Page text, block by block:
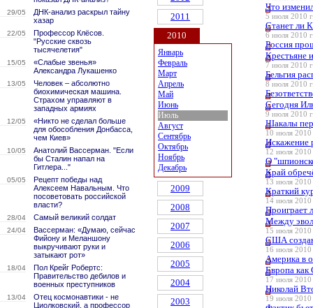
29/05
ДНК-анализ раскрыл тайну
хазар
22/05
Профессор Клёсов.
"Русские сквозь
тысячелетия"
15/05
«Слабые звенья»
Александра Лукашенко
13/05
Человек – абсолютно
биохимическая машина.
Страхом управляют в
западных армиях
12/05
«Никто не сделал больше
для обособления Донбасса,
чем Киев»
10/05
Анатолий Вассерман. "Если
бы Сталин напал на
Гитлера..."
05/05
Рецепт победы над
Алексеем Навальным. Что
посоветовать российской
власти?
28/04 Самый великий солдат
24/04
Вассерман: «Думаю, сейчас
Фийону и Меланшону
выкручивают руки и
затыкают рот»
18/04
Пол Крейг Робертс:
Правительство дебилов и
военных преступников
13/04
Отец космонавтики - не
Циолковский, а профессор
2011
2010
Январь
Февраль
Март
Апрель
Май
Июнь
Июль
Август
Сентябрь
Октябрь
Ноябрь
Декабрь
2009
2008
2007
2006
2005
2004
2003
Что
5 июля 2010
Станет ли
6 июля 2010
Россия
Крестьяне
7 июля 2010
Бельгия
8 июля 2010
Сегодня
9 июля 2010
Шакалы
10 июля 2010
Искажение
12 июля 2010
О
Край
13 июля 2010
Краткий
14 июля 2010
Проиграет
Между
15 июля 2010
США
16 июля 2010
Америка в
Европа как
17 июля 2010
Николай
19 июля 2010